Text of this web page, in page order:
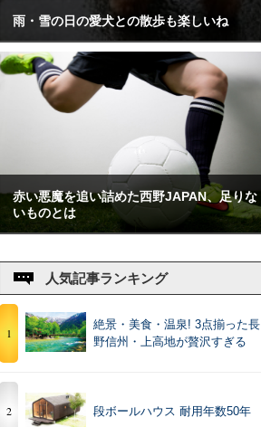
雨・雪の日の愛犬との散歩も楽しいね
赤い悪魔を追い詰めた西野JAPAN、足りな
いものとは
人気記事ランキング
1
絶景・美食・温泉! 3点揃った長
野信州・上高地が贅沢すぎる
2 段ボールハウス 耐用年数50年